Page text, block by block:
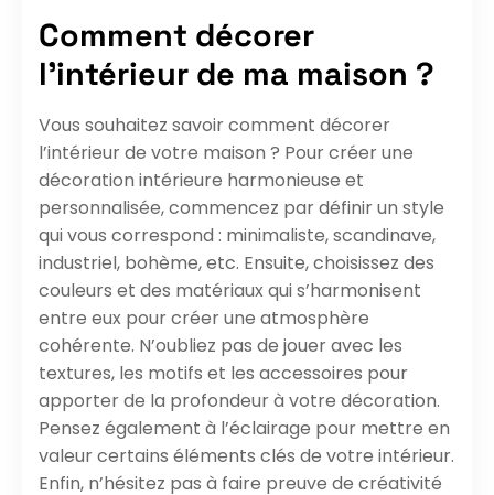
Comment décorer
l’intérieur de ma maison ?
Vous souhaitez savoir comment décorer
l’intérieur de votre maison ? Pour créer une
décoration intérieure harmonieuse et
personnalisée, commencez par définir un style
qui vous correspond : minimaliste, scandinave,
industriel, bohème, etc. Ensuite, choisissez des
couleurs et des matériaux qui s’harmonisent
entre eux pour créer une atmosphère
cohérente. N’oubliez pas de jouer avec les
textures, les motifs et les accessoires pour
apporter de la profondeur à votre décoration.
Pensez également à l’éclairage pour mettre en
valeur certains éléments clés de votre intérieur.
Enfin, n’hésitez pas à faire preuve de créativité